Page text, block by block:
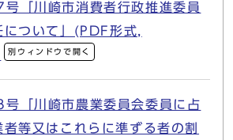
「川崎市消費者行政推進委員
について」(PDF形式,
別ウィンドウで開く
「川崎市農業委員会委員に占
等又はこれらに準ずる者の割